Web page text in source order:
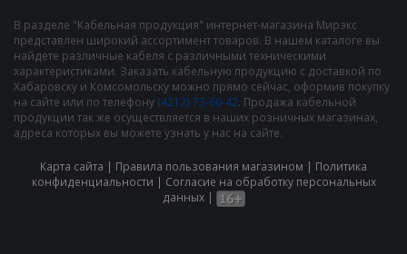
В разделе "Кабельная продукция" интернет-магазина Мирэкс
представлен широкий ассортимент товаров. В нашем каталоге вы
найдете различные кабеля с различными техническими
характеристиками. Заказать кабельную продукцию с доставкой по
Хабаровску и Комсомольску можно прямо сейчас, оформив покупку
на сайте или по телефону (4212) 73-60-42. Продажа кабельной
продукции так же осуществляется в наших розничных магазинах,
адреса которых вы можете узнать у нас на сайте.
Карта сайта | Правила пользования магазином | Политика
конфиденциальности | Cогласие на обработку персональных
данных|